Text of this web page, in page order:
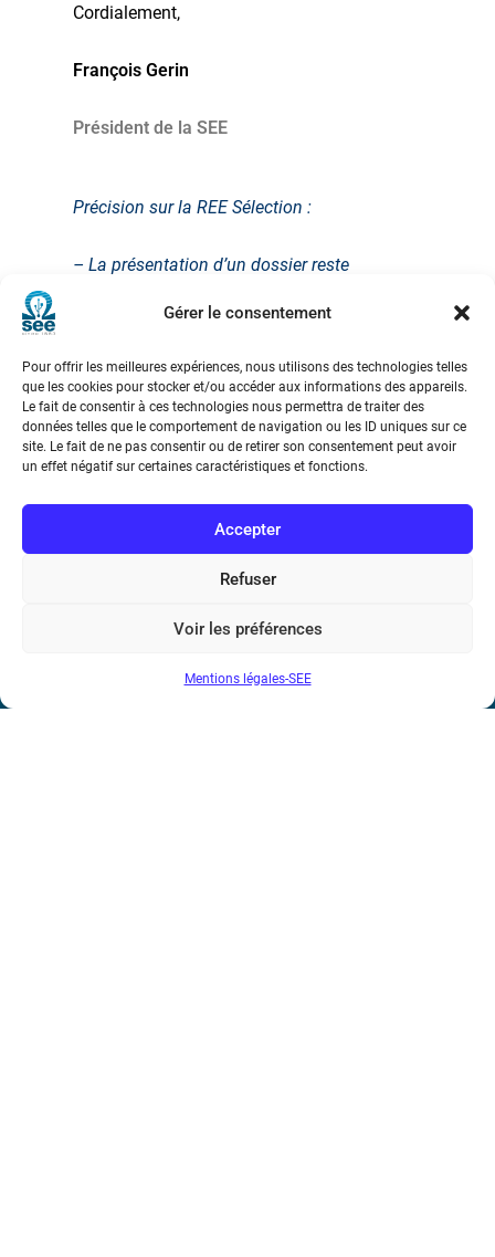
Gérer le consentement
Pour offrir les meilleures expériences, nous utilisons des technologies telles
que les cookies pour stocker et/ou accéder aux informations des appareils.
Le fait de consentir à ces technologies nous permettra de traiter des
données telles que le comportement de navigation ou les ID uniques sur ce
site. Le fait de ne pas consentir ou de retirer son consentement peut avoir
un effet négatif sur certaines caractéristiques et fonctions.
Accepter
Refuser
Voir les préférences
Mentions légales-SEE
Cordialement,
François Gerin
Président de la SEE
Précision sur la REE Sélection :
– La présentation d’un dossier reste
volontairement limitée à la publication d’un
dossier, comme le numéro REE, est
accessible sur notre site
Société de l’Electricité, de l’Electronique et des Technologies